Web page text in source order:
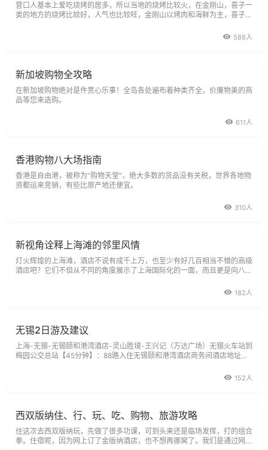
营口人基本上爱吃烧烤的居多，所以当地的烧烤比较火，在金刚山，喜子一
类的地方的烧烤比较好，人气也比较旺，金刚山以烤肉和海鲜为主，喜子则
588人
新加坡购物全攻略
在新加坡购物绝对是件赏心乐事！全岛各处遍布着种类齐全，价廉物美的商
品等您来选购。
611人
香港购物八大场指南
香港是自由港，被称为“购物天堂”，绝大多数的货品没有关税，世界各地物
资都运来竞销，有些比原产地还便宜。
310人
新视角诠释上海滩的邻里风情
灯火辉煌的上海滩，酒店不说有成千上万，也至少有好几百相当不错的高级
酒店吧？它们不但从不同的角度展示了上海国际化的一面，而且更是向八方
182人
无锡2日游及建议
上海-无锡-无锡颐和港湾酒店-灵山胜境-王兴记（万达广场）无锡火车站到
梅园公交总站【45分钟】：88路入住无锡颐和港湾酒店商务间酒店地址：
00-886-0808HostelCN预订358元送了2个早餐！酒店坐88或89路到灵山
152人
西双版纳住、行、玩、吃、购物、旅游攻略
住这次去西双版纳玩，先做了很多功课，可到头来还是临场发挥，打的组合
拳。住宿呢，因为网上订了金版纳酒店，也不想再挪窝了。我们是通过网上